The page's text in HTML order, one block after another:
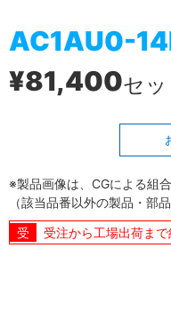
AC1AU0-
¥81,400セッ
※製品画像は、CGによる組
（該当品番以外の製品・部
受注から工場出荷まで